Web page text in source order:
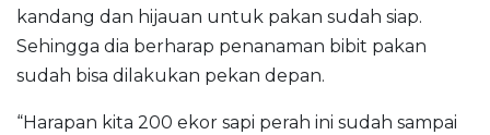
kandang dan hijauan untuk pakan sudah siap.
Sehingga dia berharap penanaman bibit pakan
sudah bisa dilakukan pekan depan.
“Harapan kita 200 ekor sapi perah ini sudah sampai